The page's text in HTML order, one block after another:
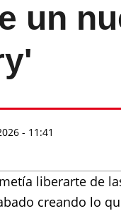
un
- 11:41
liberarte de
creando lo